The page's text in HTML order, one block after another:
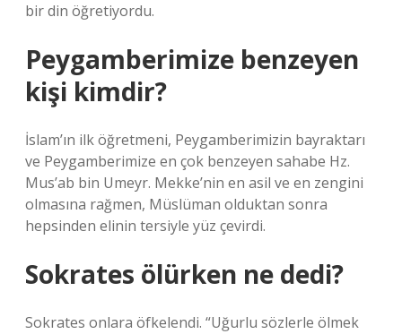
bir din öğretiyordu.
Peygamberimize benzeyen
kişi kimdir?
İslam’ın ilk öğretmeni, Peygamberimizin bayraktarı
ve Peygamberimize en çok benzeyen sahabe Hz.
Mus’ab bin Umeyr. Mekke’nin en asil ve en zengini
olmasına rağmen, Müslüman olduktan sonra
hepsinden elinin tersiyle yüz çevirdi.
Sokrates ölürken ne dedi?
Sokrates onlara öfkelendi. “Uğurlu sözlerle ölmek